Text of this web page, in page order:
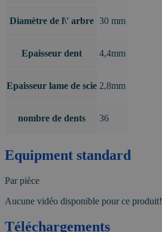
Diamètre de l\' arbre 30 mm
Epaisseur dent 4,4mm
Epaisseur lame de scie 2,8mm
nombre de dents 36
Equipment standard
Par pièce
Aucune vidéo disponible pour ce produit!
Téléchargements